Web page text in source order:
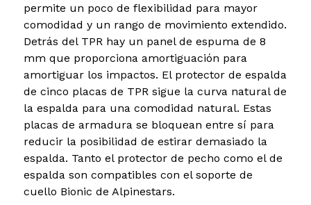
permite un poco de flexibilidad para mayor
comodidad y un rango de movimiento extendido.
Detrás del TPR hay un panel de espuma de 8
mm que proporciona amortiguación para
amortiguar los impactos. El protector de espalda
de cinco placas de TPR sigue la curva natural de
la espalda para una comodidad natural. Estas
placas de armadura se bloquean entre sí para
reducir la posibilidad de estirar demasiado la
espalda. Tanto el protector de pecho como el de
espalda son compatibles con el soporte de
cuello Bionic de Alpinestars.